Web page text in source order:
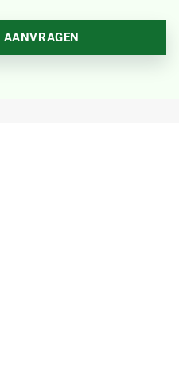
AANVRAGEN